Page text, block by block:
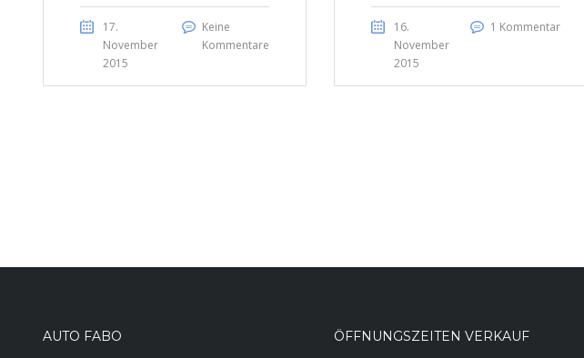
17.
November
2015
Keine
Kommentare
16.
November
2015
1 Kommentar
AUTO FABO
ÖFFNUNGSZEITEN VERKAUF